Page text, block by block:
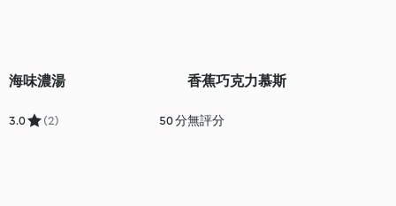
海味濃湯
3.0 (2) 50 分
香蕉巧克力慕斯
無評分